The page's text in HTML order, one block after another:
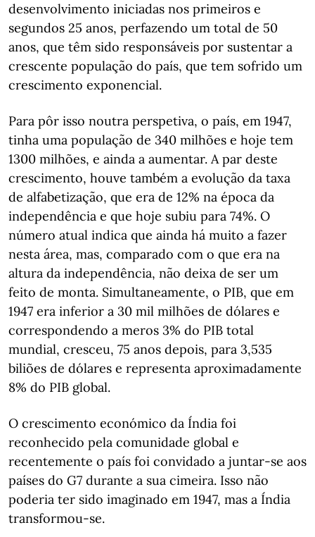
desenvolvimento iniciadas nos primeiros e
segundos 25 anos, perfazendo um total de 50
anos, que têm sido responsáveis por sustentar a
crescente população do país, que tem sofrido um
crescimento exponencial.
Para pôr isso noutra perspetiva, o país, em 1947,
tinha uma população de 340 milhões e hoje tem
1300 milhões, e ainda a aumentar. A par deste
crescimento, houve também a evolução da taxa
de alfabetização, que era de 12% na época da
independência e que hoje subiu para 74%. O
número atual indica que ainda há muito a fazer
nesta área, mas, comparado com o que era na
altura da independência, não deixa de ser um
feito de monta. Simultaneamente, o PIB, que em
1947 era inferior a 30 mil milhões de dólares e
correspondendo a meros 3% do PIB total
mundial, cresceu, 75 anos depois, para 3,535
biliões de dólares e representa aproximadamente
8% do PIB global.
O crescimento económico da Índia foi
reconhecido pela comunidade global e
recentemente o país foi convidado a juntar-se aos
países do G7 durante a sua cimeira. Isso não
poderia ter sido imaginado em 1947, mas a Índia
transformou-se.